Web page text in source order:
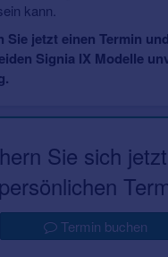
kann.
Sie jetzt einen Termin
Signia IX Modelle
Sie sich
persönlichen
Termin buchen